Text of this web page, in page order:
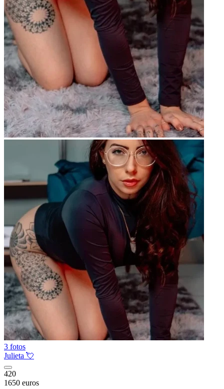
3 fotos
Julieta 💘
420
1650 euros